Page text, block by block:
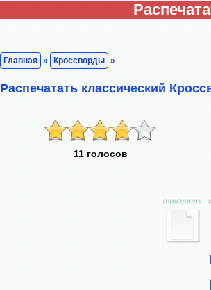
Главная » Кроссворды »
Распечатать классический
11 голосов